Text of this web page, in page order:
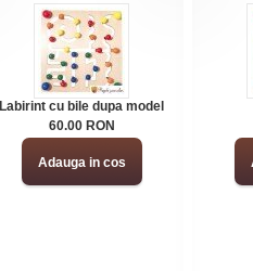
Labirint cu bile dupa model
60.00 RON